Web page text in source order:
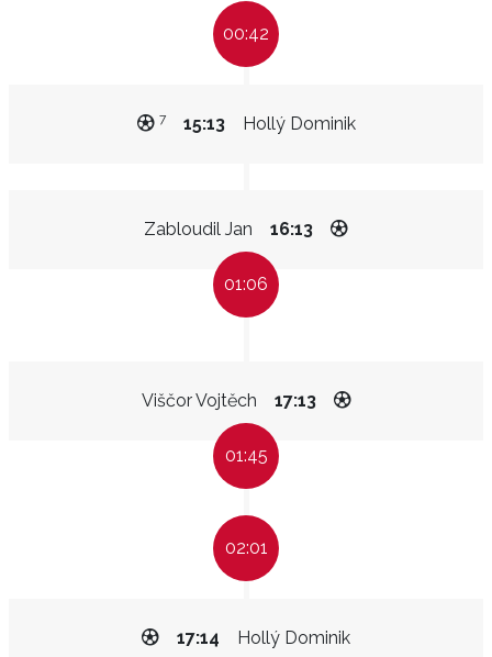
00:42
Hollý Dominik
15:13
7
Zabloudil Jan 16:13
01:06
Viščor Vojtěch 17:13
01:45
02:01
Hollý Dominik
17:14